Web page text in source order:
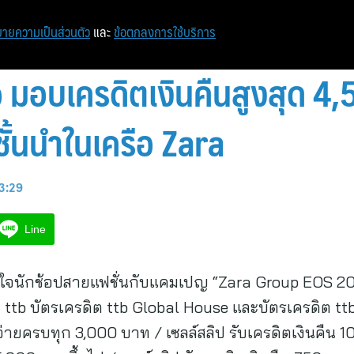
อบเครดิตเงินคืนสูงสุด
นำในเครือ Zara
Line
นักช้อปสายแฟชั่นกับแคมเปญ “Zara Group EOS
บัตรเครดิต ttb Global House และบัตรเครดิต
ยครบทุก 3,000 บาท / เซลล์สลิป รับเครดิตเงินคืน
ยความเป็นส่วนตัว และ ข้อตกลงการใช้บริการ